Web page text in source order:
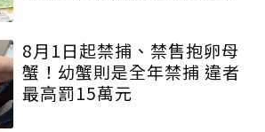
8月1日起禁捕、禁售抱卵母
蟹！幼蟹則是全年禁捕 違者
最高罰15萬元